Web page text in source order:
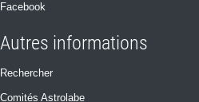
Facebook
Autres informations
Rechercher
Comités Astrolabe